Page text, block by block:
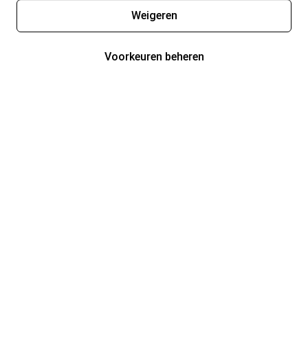
Weigeren
Voorkeuren beheren